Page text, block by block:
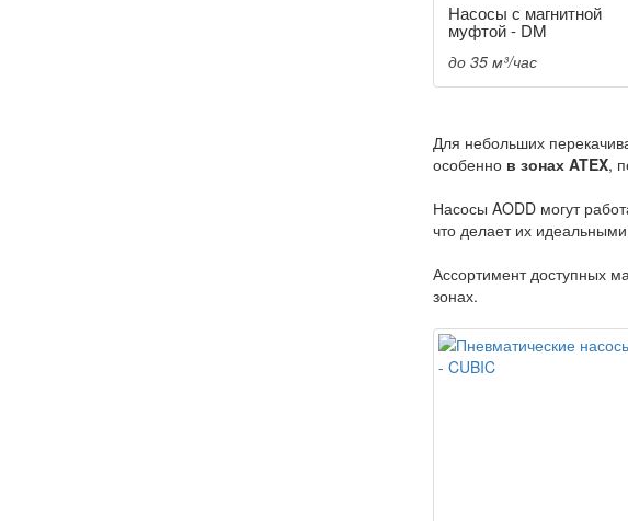
Насосы с магнитной
муфтой - DM
до 35 м³/час
Для небольших
особенно в зонах ATEX,
Насосы AODD могут
что делает их
Ассортимент доступных
зонах.